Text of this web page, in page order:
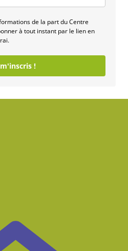
de la part du Centre
à tout instant par le lien en
m'inscris !